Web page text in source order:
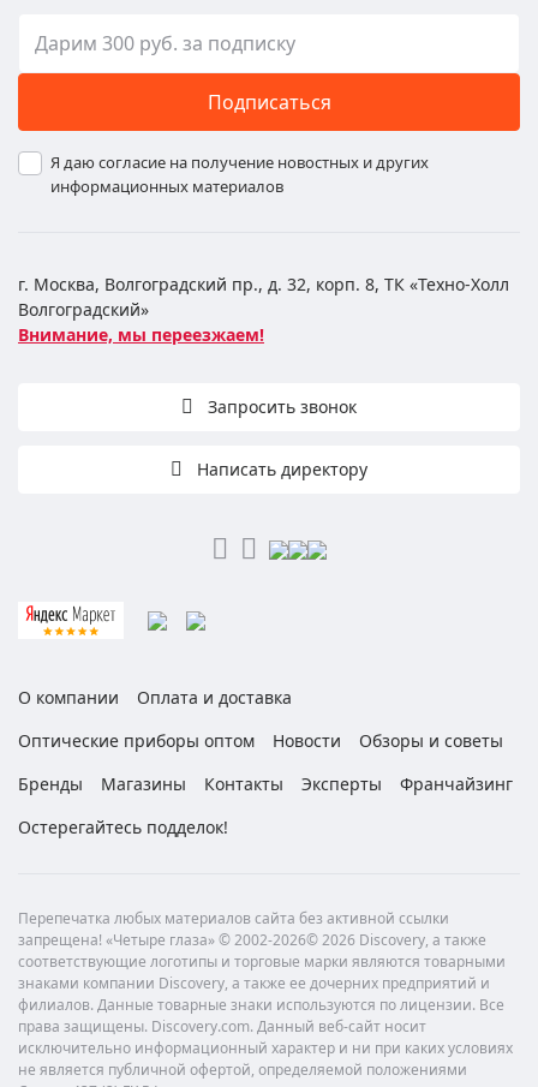
Подписаться
Я даю согласие на получение новостных и других
информационных материалов
г. Москва, Волгоградский пр., д. 32, корп. 8, ТК «Техно-Холл
Волгоградский»
Внимание, мы переезжаем!
Запросить звонок
Написать директору
О компании
Оплата и доставка
Оптические приборы оптом
Новости
Обзоры и советы
Бренды
Магазины Контакты Эксперты
Франчайзинг
Остерегайтесь подделок!
Перепечатка любых материалов сайта без активной ссылки
запрещена! «Четыре глаза» © 2002-2026© 2026 Discovery, а также
соответствующие логотипы и торговые марки являются товарными
знаками компании Discovery, а также ее дочерних предприятий и
филиалов. Данные товарные знаки используются по лицензии. Все
права защищены. Discovery.com. Данный веб-сайт носит
исключительно информационный характер и ни при каких условиях
не является публичной офертой, определяемой положениями